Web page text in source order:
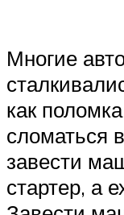
Многие
как
сломаться
завести
стартер, а